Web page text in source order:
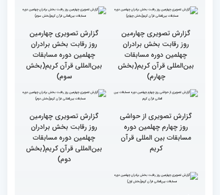
گزارش تصویری چهارمین
روز رقابت بخش برادران
چهلمین دوره مسابقات
بین‌المللی قرآن کریم(بخش
چهارم)
گزارش تصویری چهارمین
روز رقابت بخش برادران
چهلمین دوره مسابقات
بین‌المللی قرآن کریم(بخش
سوم)
گزارش تصویری از حواشی
مسابقات بین المللی قرآن
کریم
گزارش تصویری چهارمین
روز رقابت بخش برادران